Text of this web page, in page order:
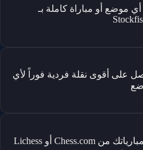
موضع أو مباراة كاملة بـ
على أقوى نقلة فردية فوراً لأي
استورد مبارياتك من Chess.com أو Lichess